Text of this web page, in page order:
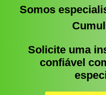
Somos
Solicite uma
confiável